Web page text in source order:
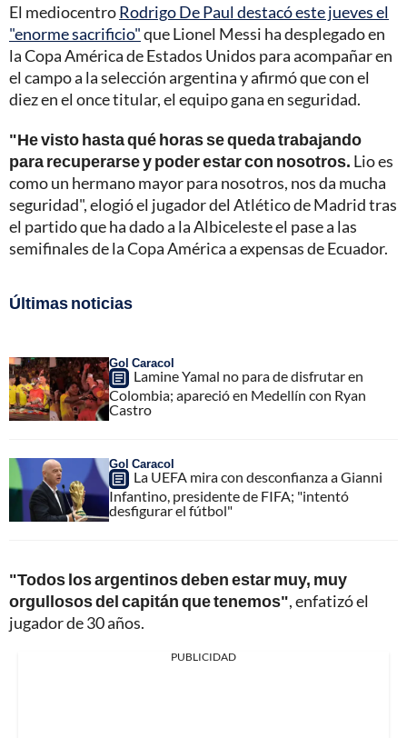
El mediocentroRodrigo De Paul destacó este jueves el
"enorme sacrificio"que Lionel Messi ha desplegado en
la Copa América de Estados Unidos para acompañar en
el campo a la selección argentina y afirmó que con el
diez en el once titular, el equipo gana en seguridad.
"He visto hasta qué horas se queda trabajando
para recuperarse y poder estar con nosotros. Lio es
como un hermano mayor para nosotros, nos da mucha
seguridad", elogió el jugador del Atlético de Madrid tras
el partido que ha dado a la Albiceleste el pase a las
semifinales de la Copa América a expensas de Ecuador.
Últimas noticias
Gol Caracol
Lamine Yamal no para de disfrutar en
Colombia; apareció en Medellín con Ryan
Castro
Gol Caracol
La UEFA mira con desconfianza a Gianni
Infantino, presidente de FIFA; "intentó
desfigurar el fútbol"
"Todos los argentinos deben estar muy, muy
orgullosos del capitán que tenemos", enfatizó el
jugador de 30 años.
PUBLICIDAD